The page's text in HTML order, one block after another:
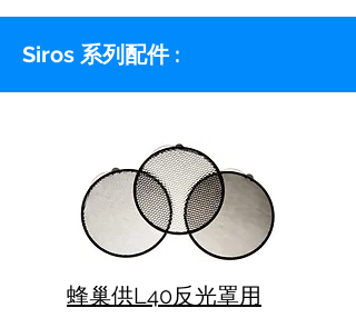
Siros 系列配件 :
蜂巢供L40反光罩用